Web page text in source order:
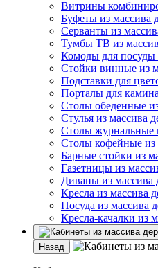
Витрины
Буфеты из массива
Серванты из
Тумбы ТВ из
Комоды для посуды
Стойки винные из
Подставки для
Порталы для
Столы обеденные
Стулья из массива
Столы журнальные
Столы кофейные из
Барные стойки из
Газетницы из
Диваны из массива
Кресла из массива
Посуда из массива
Кресла-качалки из
Назад